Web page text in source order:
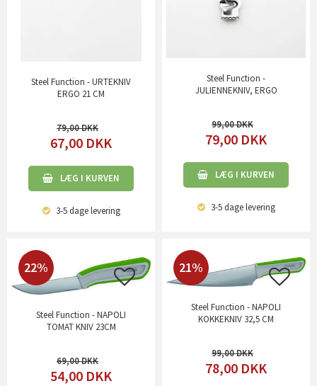
Steel Function - URTEKNIV
ERGO 21 CM
79,00
67,00 DKK
LÆG I KURVEN
3-5 dagelevering
Steel Function -
JULIENNEKNIV, ERGO
99,00
79,00 DKK
LÆG I KURVEN
3-5 dagelevering
22%
Steel Function - NAPOLI
TOMAT KNIV 23CM
69,00
54,00 DKK
21%
Steel Function - NAPOLI
KOKKEKNIV 32,5 CM
99,00
78,00 DKK